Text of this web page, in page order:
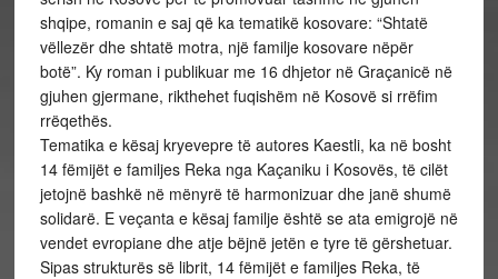
shqipe, romanin e saj që ka tematikë kosovare: “Shtatë
vëllezër dhe shtatë motra, një familje kosovare nëpër
botë”. Ky roman i publikuar me 16 dhjetor në Graçanicë në
gjuhen gjermane, rikthehet fuqishëm në Kosovë si rrëfim
rrëqethës.
Tematika e kësaj kryevepre të autores Kaestli, ka në bosht
14 fëmijët e familjes Reka nga Kaçaniku i Kosovës, të cilët
jetojnë bashkë në mënyrë të harmonizuar dhe janë shumë
solidarë. E veçanta e kësaj familje është se ata emigrojë në
vendet evropiane dhe atje bëjnë jetën e tyre të gërshetuar.
Sipas strukturës së librit, 14 fëmijët e familjes Reka, të